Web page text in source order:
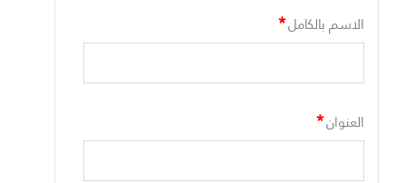
الاسم بالكامل*
العنوان*